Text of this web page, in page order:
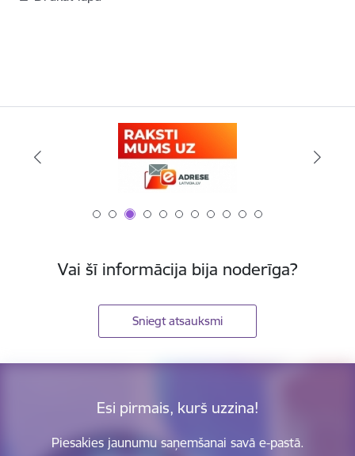
Vai šī informācija bija noderīga?
Sniegt atsauksmi
Esi pirmais, kurš uzzina!
Piesakies jaunumu saņemšanai savā e-pastā.